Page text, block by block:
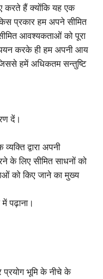
करते हैं क्योंकि यह एक
प्रकार हम अपने सीमित
आवश्यकताओं को पूरा
करके ही हम अपनी आय
हमें अधिकतम सन्तुष्टि
दें।
द्वारा अपनी
के लिए सीमित साधनों को
को किए जाने का मुख्य
में पढ़ाना।
प्रयोग भूमि के नीचे के